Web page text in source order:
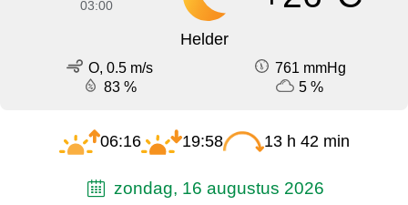
03:00
Helder
O, 0.5 m/s
761 mmHg
83 %
5 %
06:16 19:58 13 h 42 min
zondag, 16 augustus 2026